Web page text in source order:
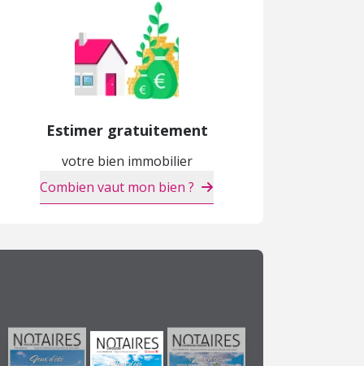
Estimer gratuitement
votre bien immobilier
Combien vaut mon bien ?